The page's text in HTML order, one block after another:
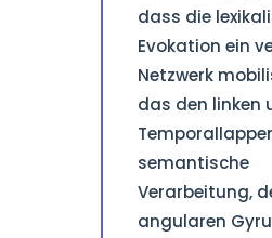
dass die
Evokation ein
Netzwerk
das den linken
semantische
Verarbeitung,
angularen